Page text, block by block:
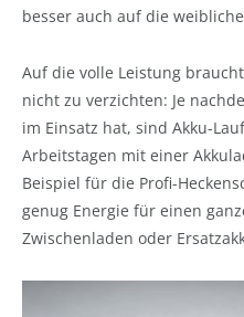
besser auch auf die
Auf die volle Leistung
nicht zu verzichten: Je
im Einsatz hat, sind Akku-
Arbeitstagen mit einer
Beispiel für die Profi-
genug Energie für einen
Zwischenladen oder